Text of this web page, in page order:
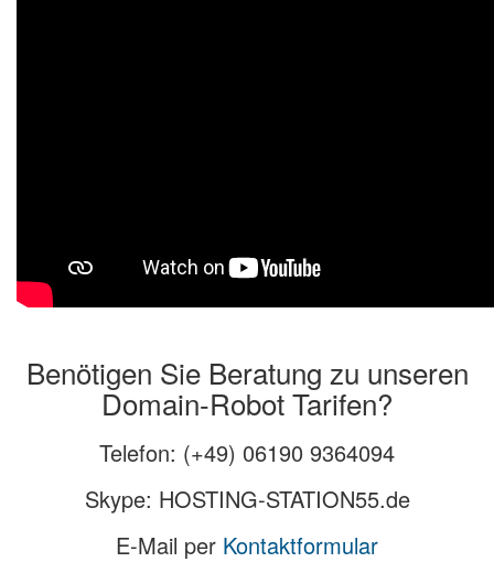
Benötigen Sie Beratung zu unseren
Domain-Robot Tarifen?
Telefon: (+49) 06190 9364094
Skype: HOSTING-STATION55.de
E-Mail per Kontaktformular